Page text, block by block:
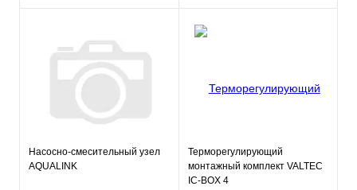
Насосно-смесительный узел
AQUALINK
Терморегулирующий
монтажный комплект VALTEC
IC-BOX 4